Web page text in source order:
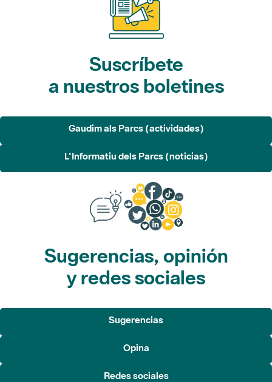
Suscríbete
a nuestros boletines
Gaudim als Parcs (actividades)
L'Informatiu dels Parcs (noticias)
Sugerencias, opinión
y redes sociales
Sugerencias
Opina
Redes sociales